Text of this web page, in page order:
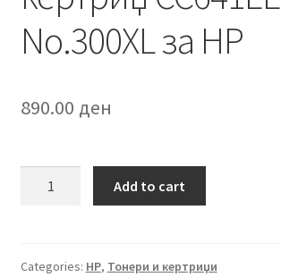
No.300XL за HP
890.00 ден
за
Add to cart
Categories: HP, Тонери и кертриџи